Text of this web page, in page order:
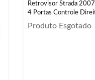
Retrovisor Strada
4 Portas Controle
Produto Esgotado